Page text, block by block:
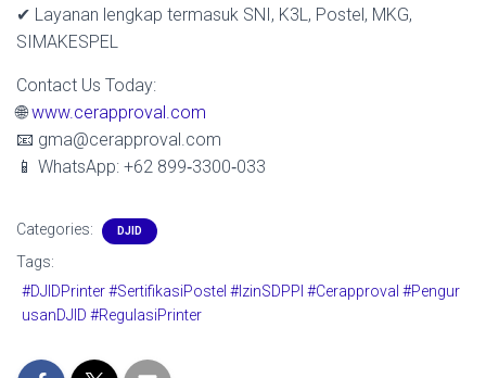
✔ Layanan lengkap termasuk SNI, K3L, Postel, MKG,
SIMAKESPEL
Contact Us Today:
🌐www.cerapproval.com
📧 gma@cerapproval.com
📱 WhatsApp: +62 899‑3300‑033
Categories: DJID
Tags:
#DJIDPrinter #SertifikasiPostel #IzinSDPPI #Cerapproval #Pengur
usanDJID #RegulasiPrinter